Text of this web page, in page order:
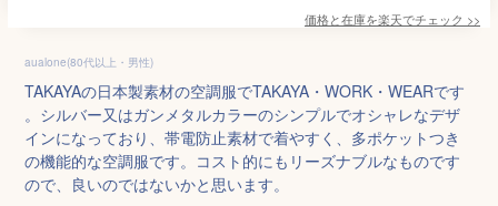
価格と在庫を楽天でチェック >>
aualone(80代以上・男性)
TAKAYAの日本製素材の空調服でTAKAYA・WORK・WEARです
。シルバー又はガンメタルカラーのシンプルでオシャレなデザ
インになっており、帯電防止素材で着やすく、多ポケットつき
の機能的な空調服です。コスト的にもリーズナブルなものです
ので、良いのではないかと思います。